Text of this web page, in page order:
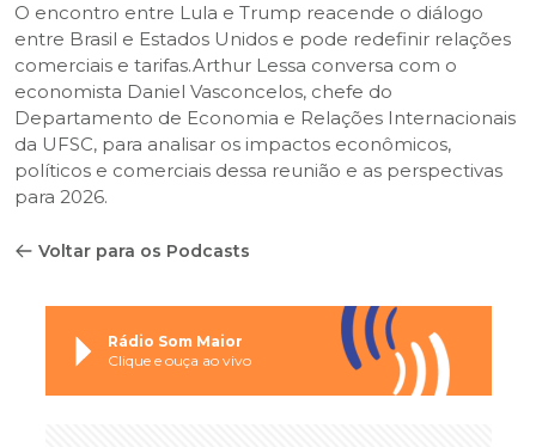
O encontro entre Lula e Trump reacende o diálogo
entre Brasil e Estados Unidos e pode redefinir relações
comerciais e tarifas.Arthur Lessa conversa com o
economista Daniel Vasconcelos, chefe do
Departamento de Economia e Relações Internacionais
da UFSC, para analisar os impactos econômicos,
políticos e comerciais dessa reunião e as perspectivas
para 2026.
Voltar para os Podcasts
Rádio Som Maior
Clique e ouça ao vivo